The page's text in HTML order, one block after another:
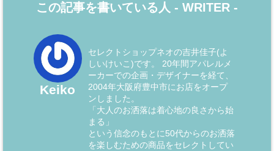
この記事を書いている人 - WRITER -
Keiko
セレクトショップネオの吉井佳子(よ
しいけいこ)です。 20年間アパレルメ
ーカーでの企画・デザイナーを経て、
2004年大阪府豊中市にお店をオープ
ンしました。
「大人のお洒落は着心地の良さから始
まる」
という信念のもとに50代からのお洒落
を楽しむための商品をセレクトしてい